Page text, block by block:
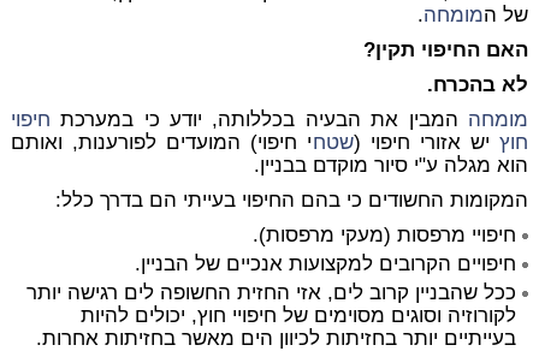
של המומחה.
האם החיפוי תקין?
לא בהכרח.
מומחה המבין את הבעיה בכללותה, יודע כי במערכת חיפוי
חוץיש אזורי חיפוי (שטחי חיפוי) המועדים לפורענות, ואותם
הוא מגלה ע"י סיור מוקדם בבניין.
המקומות החשודים כי בהם החיפוי בעייתי הם בדרך כלל:
חיפויי מרפסות (מעקי מרפסות).
חיפויים הקרובים למקצועות אנכיים של הבניין.
ככל שהבניין קרוב לים, אזי החזית החשופה לים רגישה יותר
לקורוזיה וסוגים מסוימים של חיפויי חוץ, יכולים להיות
בעייתיים יותר בחזיתות לכיוון הים מאשר בחזיתות אחרות.